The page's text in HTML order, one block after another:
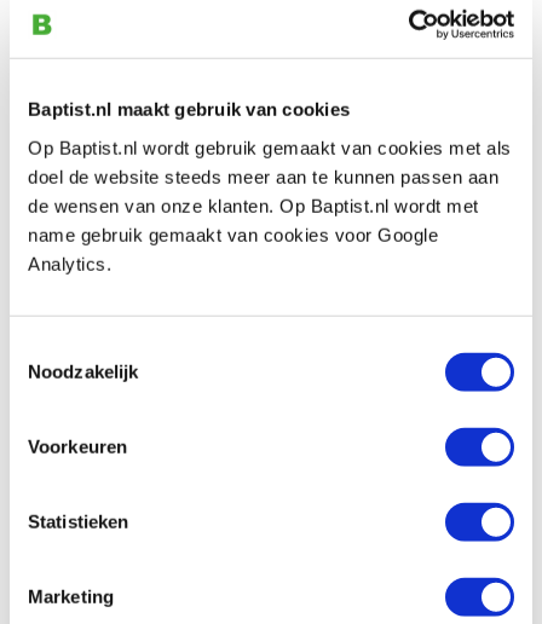
Baptist.nl maakt gebruik van cookies
Op Baptist.nl wordt gebruik gemaakt van cookies met als
doel de website steeds meer aan te kunnen passen aan
de wensen van onze klanten. Op Baptist.nl wordt met
name gebruik gemaakt van cookies voor Google
Analytics.
Noodzakelijk
Voorkeuren
Statistieken
Marketing
Pvc afzuigslang Ø 100 mm transparant
lengte 6 meter
€ 86,80 incl. VAT
€ 71,74 excl. VAT
In stock
Compare
Buis transparant Ø 100 x 178 mm